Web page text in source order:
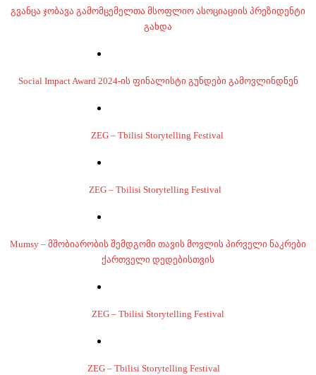
გვანცა ჯობავა გამომცემელთა მსოფლიო ასოციაციის პრეზიდენტი
გახდა
Social Impact Award 2024-ის ფინალისტი გუნდები გამოვლინდნენ
ZEG – Tbilisi Storytelling Festival
ZEG – Tbilisi Storytelling Festival
Mumsy – მშობიარობის შემდგომი თავის მოვლის პირველი ნაკრები
ქართველი დედებისთვის
ZEG – Tbilisi Storytelling Festival
ZEG – Tbilisi Storytelling Festival